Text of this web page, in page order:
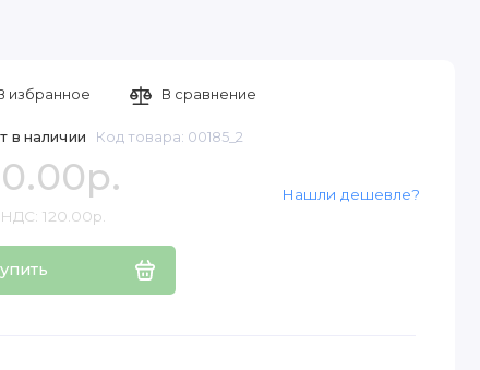
в наличии Код товара: 00185_2
120.00р.
Нашли дешевле?
избранное В сравнение